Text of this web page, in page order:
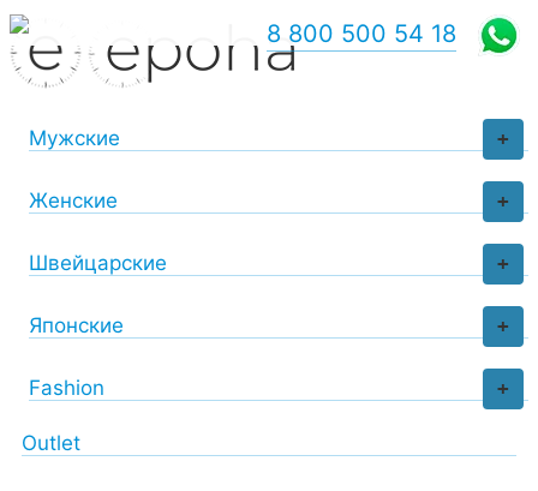
+
Мужские
+
Женские
+
Швейцарские
+
Японские
+
Fashion
Outlet
8 800 500 54 18